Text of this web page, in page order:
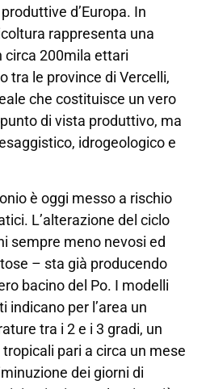
d’Europa. In
rappresenta una
circa 200mila ettari
tra le province di Vercelli,
che costituisce un vero
di vista produttivo, ma
idrogeologico e
è oggi messo a rischio
L’alterazione del ciclo
sempre meno nevosi ed
– sta già producendo
bacino del Po. I modelli
per l’area un
tra i 2 e i 3 gradi, un
pari a circa un mese
dei giorni di